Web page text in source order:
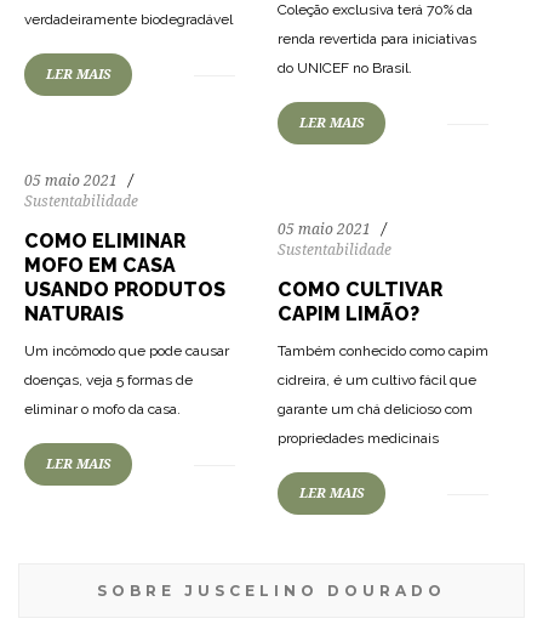
verdadeiramente biodegradável
LER MAIS
Coleção exclusiva terá 70% da
renda revertida para iniciativas
do UNICEF no Brasil.
LER MAIS
05 maio 2021
Sustentabilidade
COMO ELIMINAR
MOFO EM CASA
USANDO PRODUTOS
NATURAIS
Um incômodo que pode causar
doenças, veja 5 formas de
eliminar o mofo da casa.
LER MAIS
05 maio 2021
Sustentabilidade
COMO CULTIVAR
CAPIM LIMÃO?
Também conhecido como capim
cidreira, é um cultivo fácil que
garante um chá delicioso com
propriedades medicinais
LER MAIS
SOBRE JUSCELINO DOURADO